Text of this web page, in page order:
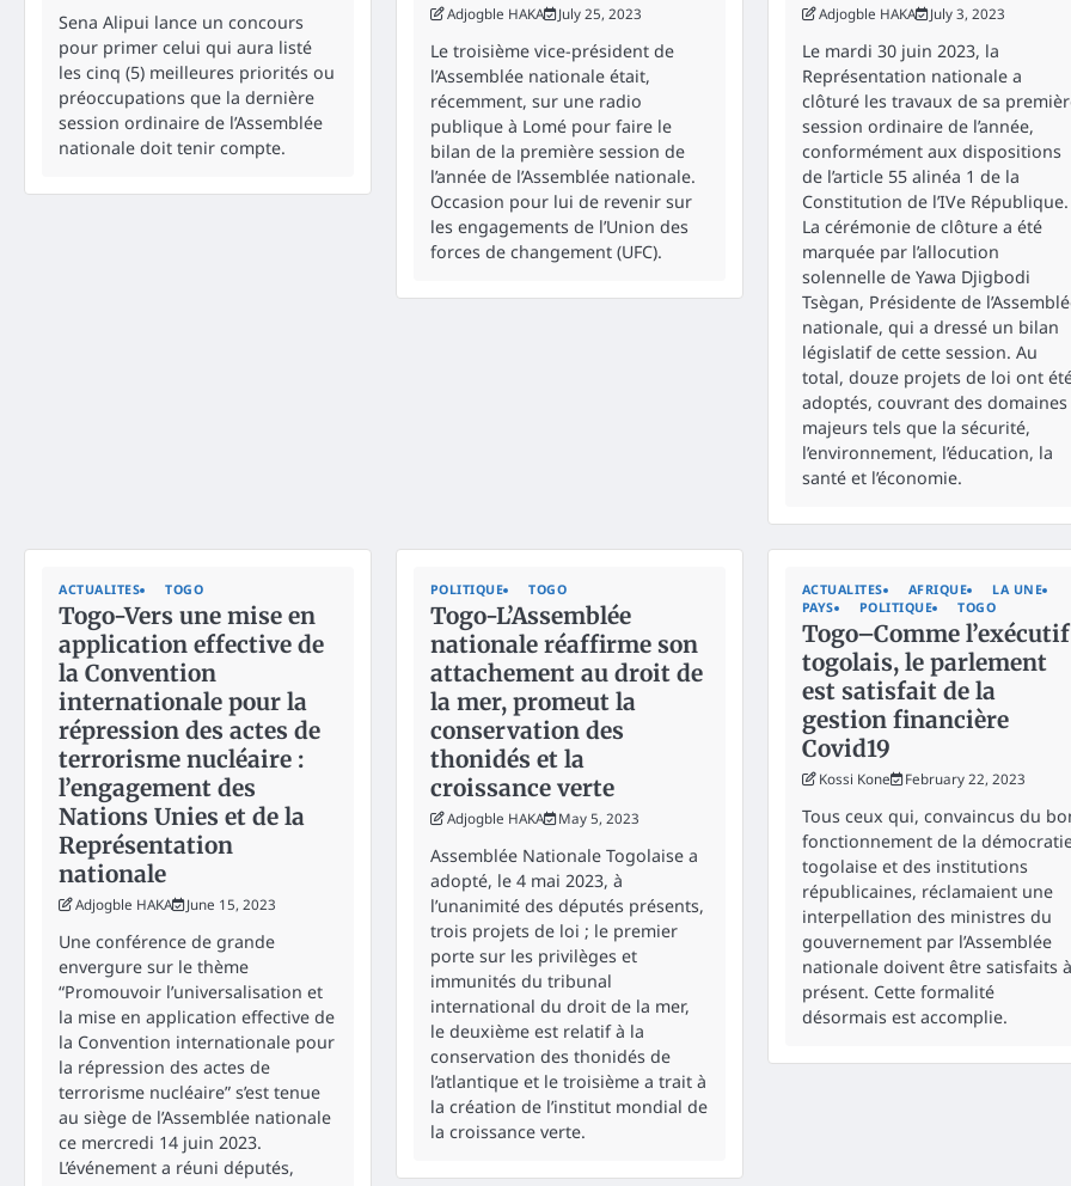
Sena Alipui lance un concours
pour primer celui qui aura listé
les cinq (5) meilleures priorités ou
préoccupations que la dernière
session ordinaire de l’Assemblée
nationale doit tenir compte.
Adjogble HAKA July 25, 2023
Le troisième vice-président de
l’Assemblée nationale était,
récemment, sur une radio
publique à Lomé pour faire le
bilan de la première session de
l’année de l’Assemblée nationale.
Occasion pour lui de revenir sur
les engagements de l’Union des
forces de changement (UFC).
Adjogble HAKA July 3, 2023
Le mardi 30 juin 2023, la
Représentation nationale a
clôturé les travaux de sa
session ordinaire de l’année,
conformément aux dispositions
de l’article 55 alinéa 1 de la
Constitution de l’IVe République.
La cérémonie de clôture a été
marquée par l’allocution
solennelle de Yawa Djigbodi
Tsègan, Présidente de
nationale, qui a dressé un bilan
législatif de cette session. Au
total, douze projets de loi ont
adoptés, couvrant des domaines
majeurs tels que la sécurité,
l’environnement, l’éducation, la
santé et l’économie.
ACTUALITES TOGO
Togo-Vers une mise en
application effective de
la Convention
internationale pour la
répression des actes de
terrorisme nucléaire :
l’engagement des
Nations Unies et de la
Représentation
nationale
Adjogble HAKA June 15, 2023
Une conférence de grande
envergure sur le thème
“Promouvoir l’universalisation et
la mise en application effective de
la Convention internationale pour
la répression des actes de
terrorisme nucléaire” s’est tenue
au siège de l’Assemblée nationale
ce mercredi 14 juin 2023.
L’événement a réuni députés,
POLITIQUE TOGO
Togo-L’Assemblée
nationale réaffirme son
attachement au droit de
la mer, promeut la
conservation des
thonidés et la
croissance verte
Adjogble HAKA May 5, 2023
Assemblée Nationale Togolaise a
adopté, le 4 mai 2023, à
l’unanimité des députés présents,
trois projets de loi ; le premier
porte sur les privilèges et
immunités du tribunal
international du droit de la mer,
le deuxième est relatif à la
conservation des thonidés de
l’atlantique et le troisième a trait à
la création de l’institut mondial de
la croissance verte.
ACTUALITES AFRIQUE
LA UNE
PAYS
POLITIQUE TOGO
Togo–Comme l’exécutif
togolais, le parlement
est satisfait de la
gestion financière
Covid19
Kossi Kone February 22, 2023
Tous ceux qui, convaincus du
fonctionnement de la
togolaise et des institutions
républicaines, réclamaient une
interpellation des ministres du
gouvernement par l’Assemblée
nationale doivent être satisfaits à
présent. Cette formalité
désormais est accomplie.